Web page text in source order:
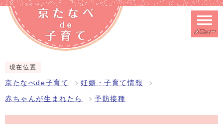
スマートフォン表示用の情報をスキップ
メニュー
現在位置
京たなべde子育て 妊娠・子育て情報
赤ちゃんが生まれたら 予防接種